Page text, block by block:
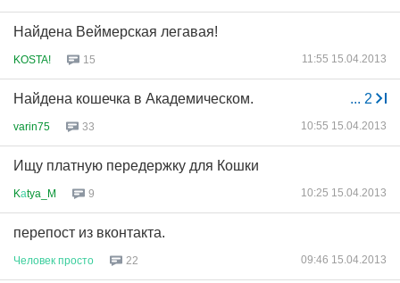
Найдена Веймерская легавая!
KOSTA! 15 11:55 15.04.2013
... 2
Найдена кошечка в Академическом.
varin75 33 10:55 15.04.2013
Ищу платную передержку для Кошки
Kаtya_M 9 10:25 15.04.2013
перепост из вконтакта.
Человек просто 22 09:46 15.04.2013